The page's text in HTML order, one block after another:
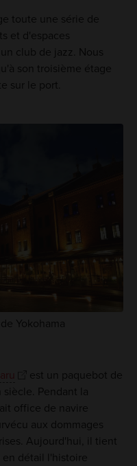
toute une série de
et d'espaces
club de jazz. Nous
son troisième étage
sur le port.
Yokohama
est un paquebot de
Pendant la
office de navire
aux dommages
Aujourd'hui, il tient
en détail l'histoire